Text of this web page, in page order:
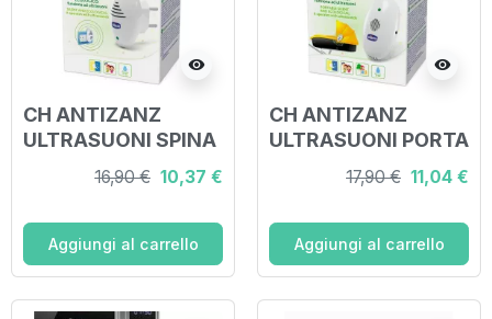
visibility
CH ANTIZANZ
ULTRASUONI SPINA
16,90 € 10,37 €
Aggiungi al carrello
visibility
CH ANTIZANZ
ULTRASUONI PORTA
17,90 € 11,04 €
Aggiungi al carrello